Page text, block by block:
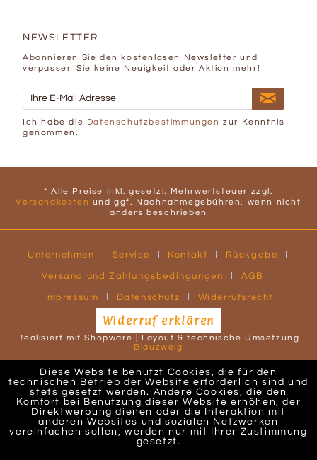
NEWSLETTER
Abonnieren Sie den kostenlosen Newsletter und
verpassen Sie keine Neuigkeit oder Aktion mehr!
Ich habe die Datenschutzbestimmungen zur Kenntnis
genommen.
* Alle Preise inkl. gesetzl. Mehrwertsteuer zzgl.
Versandkosten und ggf. Nachnahmegebühren, wenn nicht
anders beschrieben
Unternehmen Service Kontakt Rückgabe
Versand und Zahlungsbedingungen AGB
Impressum Datenschutz Widerrufsrecht
Widerruf erklären
Realisiert mit Shopware | Layout & technische Umsetzung
Blauzweig
Diese Website benutzt Cookies, die für den
technischen Betrieb der Website erforderlich sind und
stets gesetzt werden. Andere Cookies, die den
Komfort bei Benutzung dieser Website erhöhen, der
Direktwerbung dienen oder die Interaktion mit
anderen Websites und sozialen Netzwerken
vereinfachen sollen, werden nur mit Ihrer Zustimmung
gesetzt.